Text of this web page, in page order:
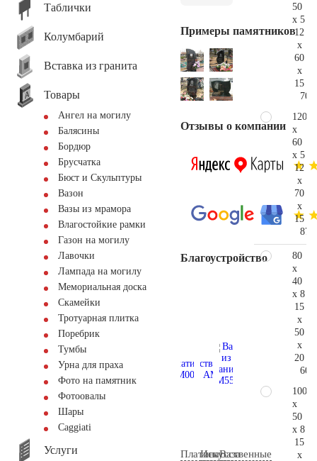
Таблички
Колумбарий
Вставка из гранита
Товары
Ангел на могилу
Балясины
Бордюр
Брусчатка
Бюст и Скульптуры
Вазон
Вазы из мрамора
Влагостойкие рамки
Газон на могилу
Лавочки
Лампада на могилу
Мемориальная доска
Скамейки
Тротуарная плитка
Поребрик
Тумбы
Урна для праха
Фото на памятник
Фотоовалы
Шары
Сaggiati
Услуги
Примеры памятников
Отзывы о компании
Благоустройство
ПлатинаИскусственные
Ваза
50
x 5
12
x
60
x
15
120
x
60
x 5
12
x
70
x
15
80
x
40
x 8
15
x
50
x
20
100
x
50
x 8
15
x